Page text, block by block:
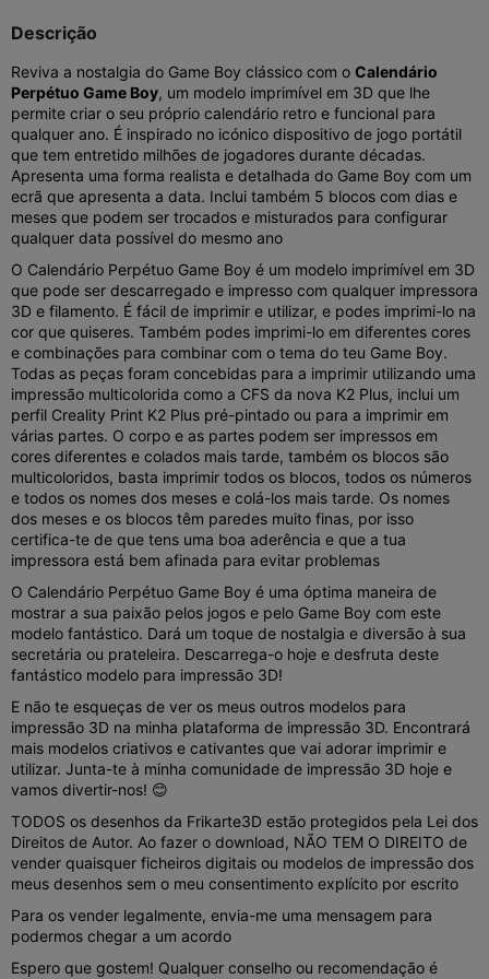
Descrição
Reviva a nostalgia do Game Boy clássico com o Calendário
Perpétuo Game Boy, um modelo imprimível em 3D que lhe
permite criar o seu próprio calendário retro e funcional para
qualquer ano. É inspirado no icónico dispositivo de jogo portátil
que tem entretido milhões de jogadores durante décadas.
Apresenta uma forma realista e detalhada do Game Boy com um
ecrã que apresenta a data. Inclui também 5 blocos com dias e
meses que podem ser trocados e misturados para configurar
qualquer data possível do mesmo ano
O Calendário Perpétuo Game Boy é um modelo imprimível em 3D
que pode ser descarregado e impresso com qualquer impressora
3D e filamento. É fácil de imprimir e utilizar, e podes imprimi-lo na
cor que quiseres. Também podes imprimi-lo em diferentes cores
e combinações para combinar com o tema do teu Game Boy.
Todas as peças foram concebidas para a imprimir utilizando uma
impressão multicolorida como a CFS da nova K2 Plus, inclui um
perfil Creality Print K2 Plus pré-pintado ou para a imprimir em
várias partes. O corpo e as partes podem ser impressos em
cores diferentes e colados mais tarde, também os blocos são
multicoloridos, basta imprimir todos os blocos, todos os números
e todos os nomes dos meses e colá-los mais tarde. Os nomes
dos meses e os blocos têm paredes muito finas, por isso
certifica-te de que tens uma boa aderência e que a tua
impressora está bem afinada para evitar problemas
O Calendário Perpétuo Game Boy é uma óptima maneira de
mostrar a sua paixão pelos jogos e pelo Game Boy com este
modelo fantástico. Dará um toque de nostalgia e diversão à sua
secretária ou prateleira. Descarrega-o hoje e desfruta deste
fantástico modelo para impressão 3D!
E não te esqueças de ver os meus outros modelos para
impressão 3D na minha plataforma de impressão 3D. Encontrará
mais modelos criativos e cativantes que vai adorar imprimir e
utilizar. Junta-te à minha comunidade de impressão 3D hoje e
vamos divertir-nos! 😊
TODOS os desenhos da Frikarte3D estão protegidos pela Lei dos
Direitos de Autor. Ao fazer o download, NÃO TEM O DIREITO de
vender quaisquer ficheiros digitais ou modelos de impressão dos
meus desenhos sem o meu consentimento explícito por escrito
Para os vender legalmente, envia-me uma mensagem para
podermos chegar a um acordo
Espero que gostem! Qualquer conselho ou recomendação é